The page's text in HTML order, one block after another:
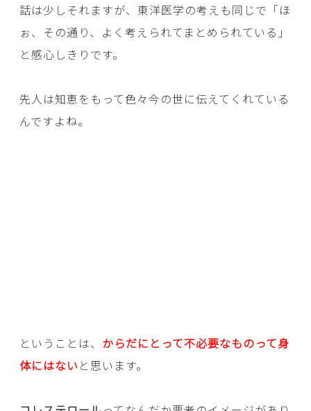
話は少しそれますが、東洋医学の考えも同じで「ほ
ぉ、その通り、よく考えられてまとめられている」
と感心しきりです。
先人は知恵をもって色々今の世に伝えてくれている
んですよね。
ということは、 からだにとって不必要なものって身
体にはない と思います。